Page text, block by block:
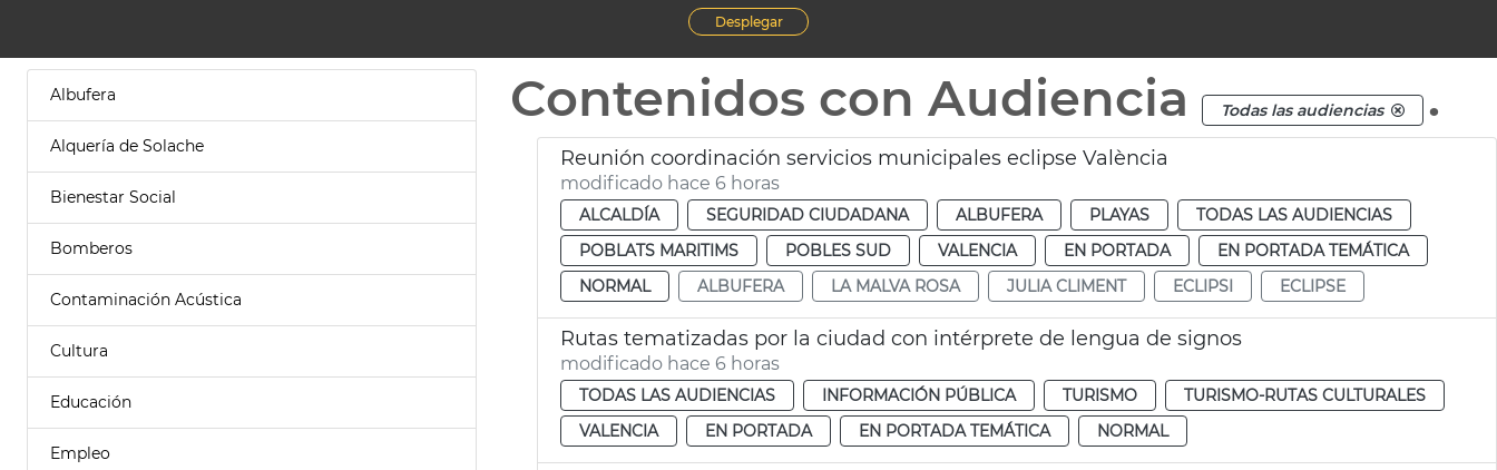
Desplegar
Albufera
Alquería de Solache
Bienestar Social
Bomberos
Contaminación Acústica
Cultura
Educación
Empleo
Contenidos con Audiencia Todas las audiencias .
Reunión coordinación servicios municipales eclipse València
modificado hace 6 horas
ALCALDÍA SEGURIDAD CIUDADANA ALBUFERA PLAYAS
TODAS LAS AUDIENCIAS
POBLATS MARITIMS
POBLES SUD VALENCIA EN PORTADA
EN PORTADA TEMÁTICA
NORMAL
ALBUFERA LA MALVA ROSA JULIA CLIMENT ECLIPSI ECLIPSE
Rutas tematizadas por la ciudad con intérprete de lengua de signos
modificado hace 6 horas
TODAS LAS AUDIENCIAS INFORMACIÓN PÚBLICA TURISMO
TURISMO-RUTAS CULTURALES
VALENCIA
EN PORTADA EN PORTADA TEMÁTICA NORMAL